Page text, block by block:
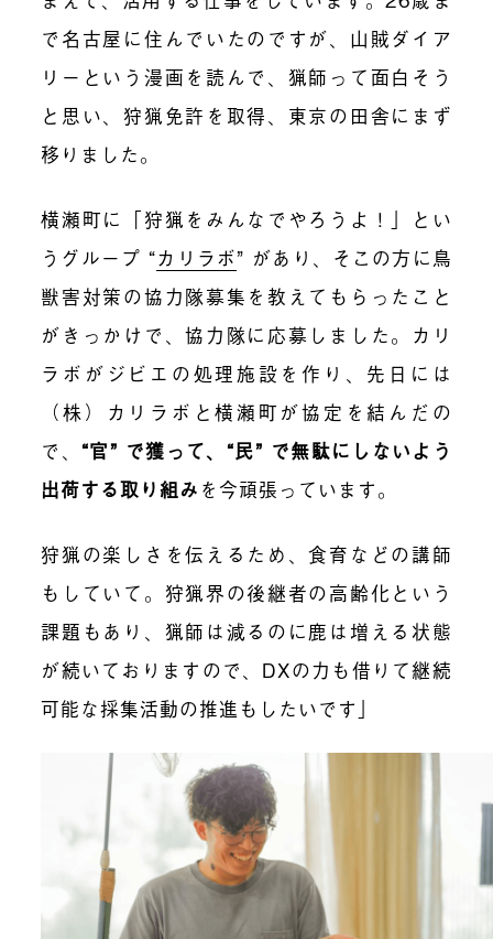
で名古屋に住んでいたのですが、山賊ダイア
リーという漫画を読んで、猟師って面白そう
と思い、狩猟免許を取得、東京の田舎にまず
移りました。
横瀬町に「狩猟をみんなでやろうよ！」とい
うグループ “カリラボ” があり、そこの方に鳥
獣害対策の協力隊募集を教えてもらったこと
がきっかけで、協力隊に応募しました。カリ
ラボがジビエの処理施設を作り、先日には
（株）カリラボと横瀬町が協定を結んだの
で、 “官” で獲って、“民” で無駄にしないよう
出荷する取り組み を今頑張っています。
狩猟の楽しさを伝えるため、食育などの講師
もしていて。狩猟界の後継者の高齢化という
課題もあり、猟師は減るのに鹿は増える状態
が続いておりますので、DXの力も借りて継続
可能な採集活動の推進もしたいです」